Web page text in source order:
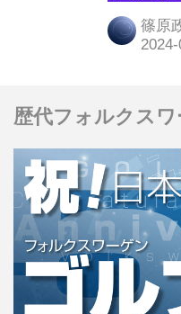
ーマガジ
面写真な
篠原
歴代フォルクス